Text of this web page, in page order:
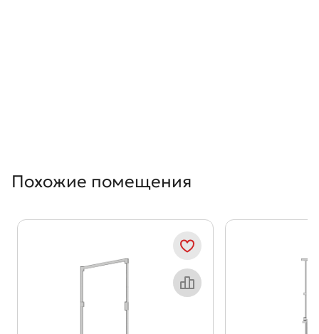
Похожие помещения